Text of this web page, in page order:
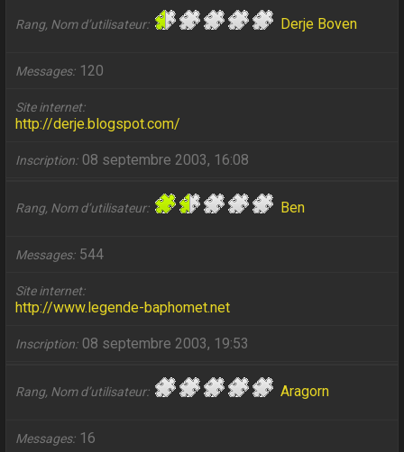
Rang, Nom d’utilisateur Derje Boven
Messages 120
Site internet
http://derje.blogspot.com/
Inscription 08 septembre 2003, 16:08
Rang, Nom d’utilisateur Ben
Messages 544
Site internet
http://www.legende-baphomet.net
Inscription 08 septembre 2003, 19:53
Rang, Nom d’utilisateur Aragorn
Messages 16